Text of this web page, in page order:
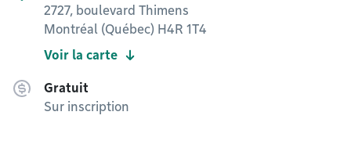
2727, boulevard Thimens
Montréal (Québec) H4R 1T4
Voir la carte
Gratuit
Sur inscription